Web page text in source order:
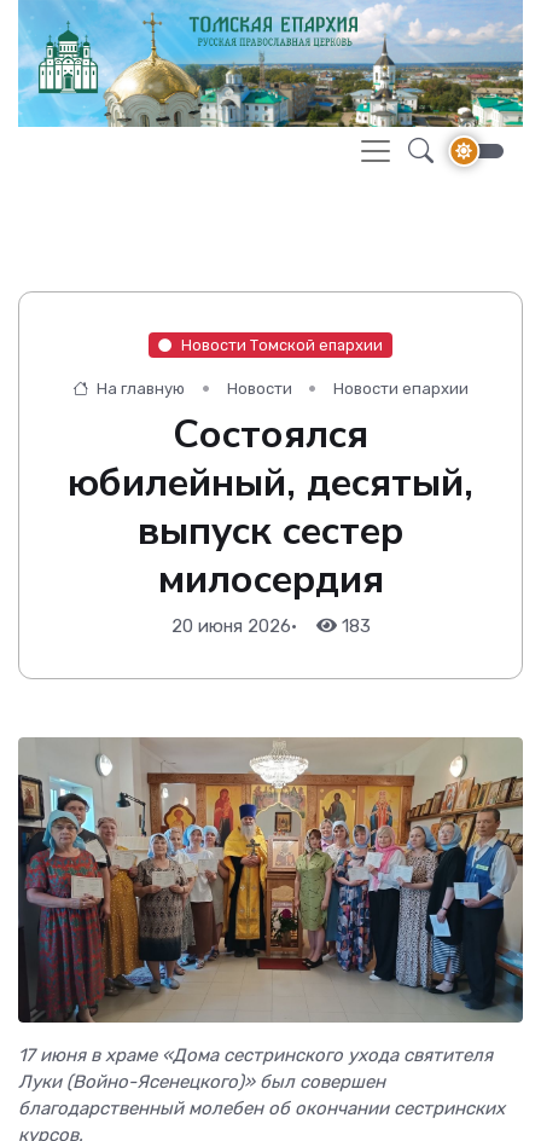
Новости Томской епархии
На главную Новости Новости епархии
Cостоялся
юбилейный, десятый,
выпуск сестер
милосердия
20 июня 2026• 183
17 июня в храме «Дома сестринского ухода святителя
Луки (Войно-Ясенецкого)» был совершен
благодарственный молебен об окончании сестринских
курсов.